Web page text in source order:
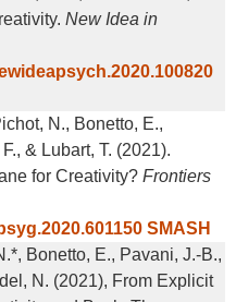
New Idea in
N., Bonetto, E.,
& Lubart, T. (2021).
for Creativity? Frontiers
SMASH
Bonetto, E., Pavani, J.-B.,
N. (2021), From Explicit